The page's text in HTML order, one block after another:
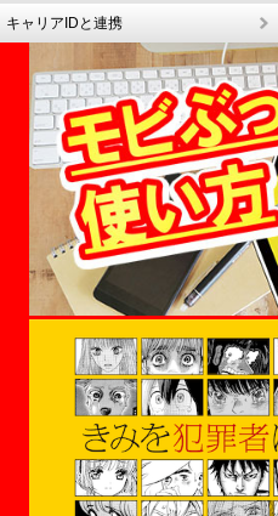
キャリアIDと連携